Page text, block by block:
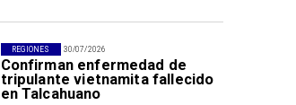
30/07/2026
Confirman enfermedad de
tripulante vietnamita fallecido
en Talcahuano
REGIONES